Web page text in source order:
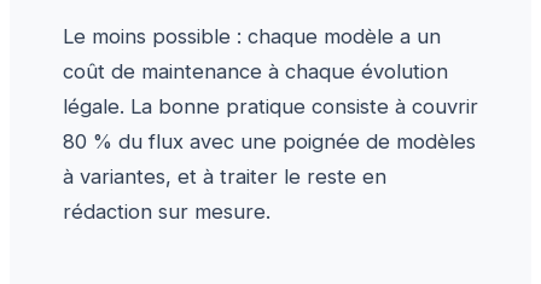
Le moins possible : chaque modèle a un
coût de maintenance à chaque évolution
légale. La bonne pratique consiste à couvrir
80 % du flux avec une poignée de modèles
à variantes, et à traiter le reste en
rédaction sur mesure.